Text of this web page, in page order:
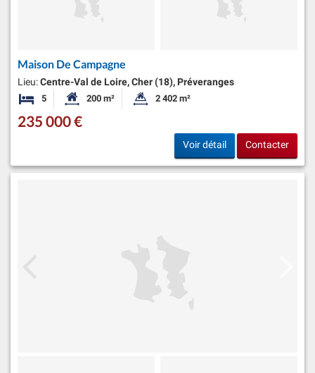
Maison De Campagne
Lieu:Centre-Val de Loire, Cher (18), Préveranges
5 ChambresSurface habitable:
200 m² Superficie du terrain:
2 402 m²
235 000 €
Voir détail Contacter